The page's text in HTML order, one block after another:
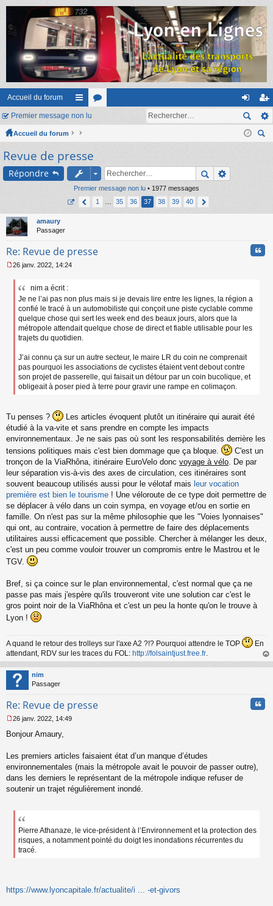
Accueil du forum
ac
co
ur
ci
s
on
ne
ns
cri
Premier message non lu
Accueil du forum
Revue de presse
Répondre
Premier message non lu • 1977 messages
1
35 36 37 38 39 40
amaury
Passager
Re: Revue de presse
e
26 janv. 2022, 14:24
nim a écrit :
Je ne l’ai pas non plus mais si je devais lire entre les lignes, la région a
confié le tracé à un automobiliste qui conçoit une piste cyclable comme
quelque chose qui sert les week end des beaux jours, alors que la
métropole attendait quelque chose de direct et fiable utilisable pour les
trajets du quotidien.
J’ai connu ça sur un autre secteur, le maire LR du coin ne comprenait
pas pourquoi les associations de cyclistes étaient vent debout contre
son projet de passerelle, qui faisait un détour par un coin bucolique, et
obligeait à poser pied à terre pour gravir une rampe en colimaçon.
Tu penses ?
Les articles évoquent plutôt un itinéraire qui aurait été
étudié à la va-vite et sans prendre en compte les impacts
environnementaux. Je ne sais pas où sont les responsabilités derrière les
tensions politiques mais c'est bien dommage que ça bloque.
C'est un
tronçon de la ViaRhôna, itinéraire EuroVelo donc voyage à vélo. De par
leur séparation vis-à-vis des axes de circulation, ces itinéraires sont
souvent beaucoup utilisés aussi pour le vélotaf mais leur vocation
première est bien le tourisme ! Une véloroute de ce type doit permettre de
se déplacer à vélo dans un coin sympa, en voyage et/ou en sortie en
famille. On n'est pas sur la même philosophie que les "Voies lyonnaises"
qui ont, au contraire, vocation à permettre de faire des déplacements
utilitaires aussi efficacement que possible. Chercher à mélanger les deux,
c'est un peu comme vouloir trouver un compromis entre le Mastrou et le
TGV.
Bref, si ça coince sur le plan environnemental, c'est normal que ça ne
passe pas mais j'espère qu'ils trouveront vite une solution car c'est le
gros point noir de la ViaRhôna et c'est un peu la honte qu'on le trouve à
Lyon !
A quand le retour des trolleys sur l'axe A2 ?!? Pourquoi attendre le TOP
En
attendant, RDV sur les traces du FOL: http://folsaintjust.free.fr.
au
nim
Passager
Re: Revue de presse
e
g
e
n
26 janv. 2022, 14:49
Bonjour Amaury,
Les premiers articles faisaient état d’un manque d’études
environnementales (mais la métropole avait le pouvoir de passer outre),
dans les derniers le représentant de la métropole indique refuser de
soutenir un trajet régulièrement inondé.
Pierre Athanaze, le vice-président à l’Environnement et la protection des
risques, a notamment pointé du doigt les inondations récurrentes du
tracé.
https://www.lyoncapitale.fr/actualite/i ... -et-givors